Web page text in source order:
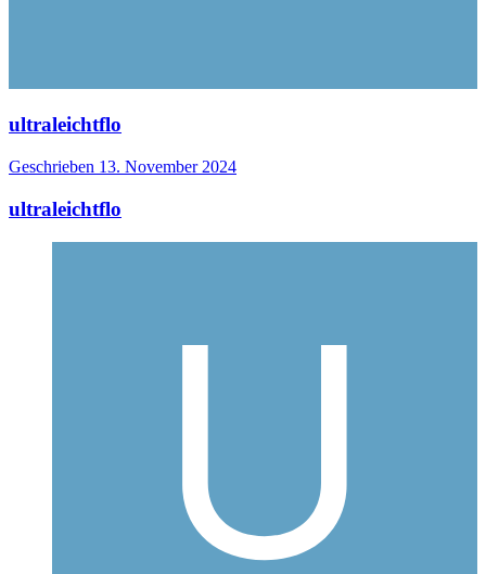
ultraleichtflo
Geschrieben 13. November 2024
ultraleichtflo